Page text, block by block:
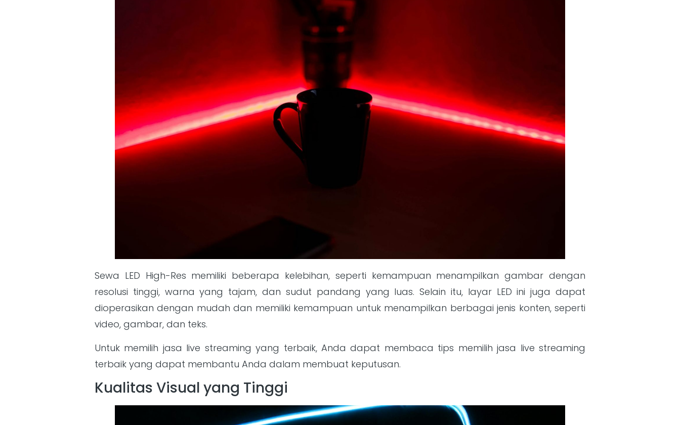
Sewa LED High-Res memiliki beberapa kelebihan, seperti kemampuan menampilkan gambar dengan
resolusi tinggi, warna yang tajam, dan sudut pandang yang luas. Selain itu, layar LED ini juga dapat
dioperasikan dengan mudah dan memiliki kemampuan untuk menampilkan berbagai jenis konten, seperti
video, gambar, dan teks.
Untuk memilih jasa live streaming yang terbaik, Anda dapat membaca tips memilih jasa live streaming
terbaik yang dapat membantu Anda dalam membuat keputusan.
Kualitas Visual yang Tinggi